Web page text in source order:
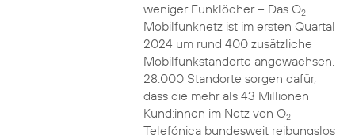
weniger Funklöcher – Das O2
Mobilfunknetz ist im ersten Quartal
2024 um rund 400 zusätzliche
Mobilfunkstandorte angewachsen.
28.000 Standorte sorgen dafür,
dass die mehr als 43 Millionen
Kund:innen im Netz von O2
Telefónica bundesweit reibungslos